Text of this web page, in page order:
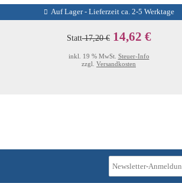
Auf Lager - Lieferzeit ca. 2-5 Werktage
Statt17,20 € 14,62 €
inkl. 19 % MwSt. Steuer-Info
zzgl. Versandkosten